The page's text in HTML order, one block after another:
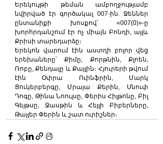
Երեկույթի թեման ամբողջությամբ
նվիրված էր գործակալ 007-ին. Ջեններ
ընտանիքի խոսքով՝ «007(0)»-ը
խորհրդանշում էր ոչ միայն Բոնդի, այլև
Քրիսի տարեդարձը։
Երեկոն վարում էին աստղի բոլոր վեց
երեխաները՝ Քիմը, Քորթնին, Քլոեն,
Ռոբը, Քենդալը և Քայլին։ Հյուրերի թվում
էին Օփրա Ուինֆրին, Մարկ
Ցուկերբերգը, Մրայա Քերին, Սնուփ
Դոգը, Թինա Նոուլսը, Փերիս Հիլթոնը, Բիլ
Գեյթսը, Ջասթին և Հեյլի Բիբերները,
Թայլեր Փերին և շատ ուրիշներ։